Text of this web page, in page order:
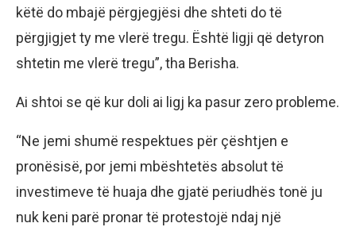
këtë do mbajë përgjegjësi dhe shteti do të
përgjigjet ty me vlerë tregu. Është ligji që detyron
shtetin me vlerë tregu”, tha Berisha.
Ai shtoi se që kur doli ai ligj ka pasur zero probleme.
“Ne jemi shumë respektues për çështjen e
pronësisë, por jemi mbështetës absolut të
investimeve të huaja dhe gjatë periudhës tonë ju
nuk keni parë pronar të protestojë ndaj një